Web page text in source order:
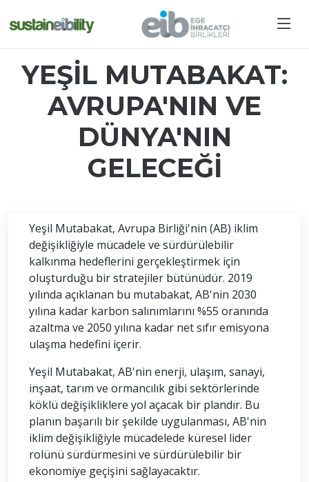
YEŞİL MUTABAKAT:
AVRUPA'NIN VE
DÜNYA'NIN
GELECEĞİ
Yeşil Mutabakat, Avrupa Birliği'nin (AB) iklim
değişikliğiyle mücadele ve sürdürülebilir
kalkınma hedeflerini gerçekleştirmek için
oluşturduğu bir stratejiler bütünüdür. 2019
yılında açıklanan bu mutabakat, AB'nin 2030
yılına kadar karbon salınımlarını %55 oranında
azaltma ve 2050 yılına kadar net sıfır emisyona
ulaşma hedefini içerir.
Yeşil Mutabakat, AB'nin enerji, ulaşım, sanayi,
inşaat, tarım ve ormancılık gibi sektörlerinde
köklü değişikliklere yol açacak bir plandır. Bu
planın başarılı bir şekilde uygulanması, AB'nin
iklim değişikliğiyle mücadelede küresel lider
rolünü sürdürmesini ve sürdürülebilir bir
ekonomiye geçişini sağlayacaktır.